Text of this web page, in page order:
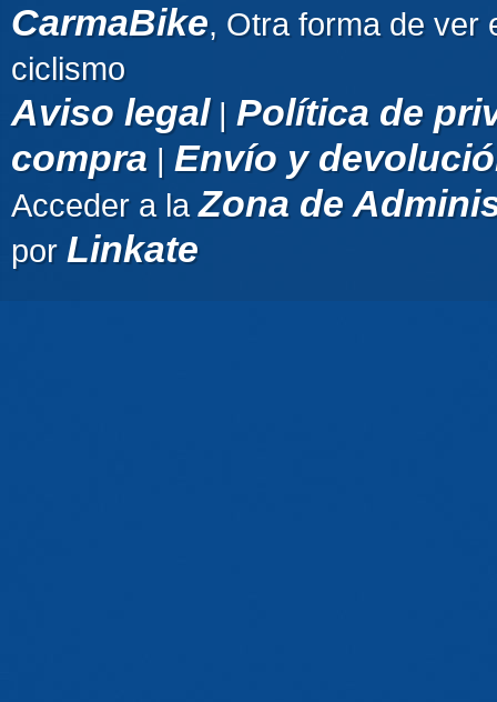
CarmaBike, Otra forma de ver
ciclismo
Aviso legal| Política de
compra | Envío y
Acceder a laZona de
por Linkate